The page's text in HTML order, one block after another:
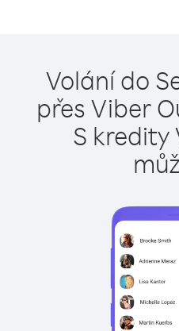
Volání do
přes Viber
S kredity